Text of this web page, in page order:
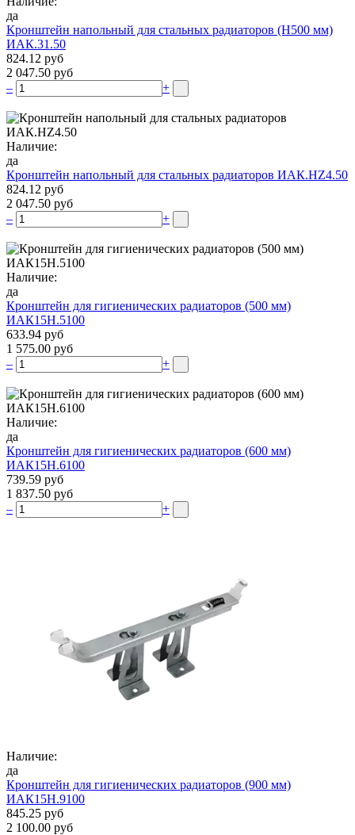
да
Кронштейн напольный для стальных радиаторов (Н500 мм)
ИАК.31.50
824.12 руб
2 047.50 руб
–
+
Наличие:
да
Кронштейн напольный для стальных радиаторов ИАК.НZ4.50
824.12 руб
2 047.50 руб
–
+
Наличие:
да
Кронштейн для гигиенических радиаторов (500 мм)
ИАК15Н.5100
633.94 руб
1 575.00 руб
–
+
Наличие:
да
Кронштейн для гигиенических радиаторов (600 мм)
ИАК15Н.6100
739.59 руб
1 837.50 руб
–
+
Наличие:
да
Кронштейн для гигиенических радиаторов (900 мм)
ИАК15Н.9100
845.25 руб
2 100.00 руб